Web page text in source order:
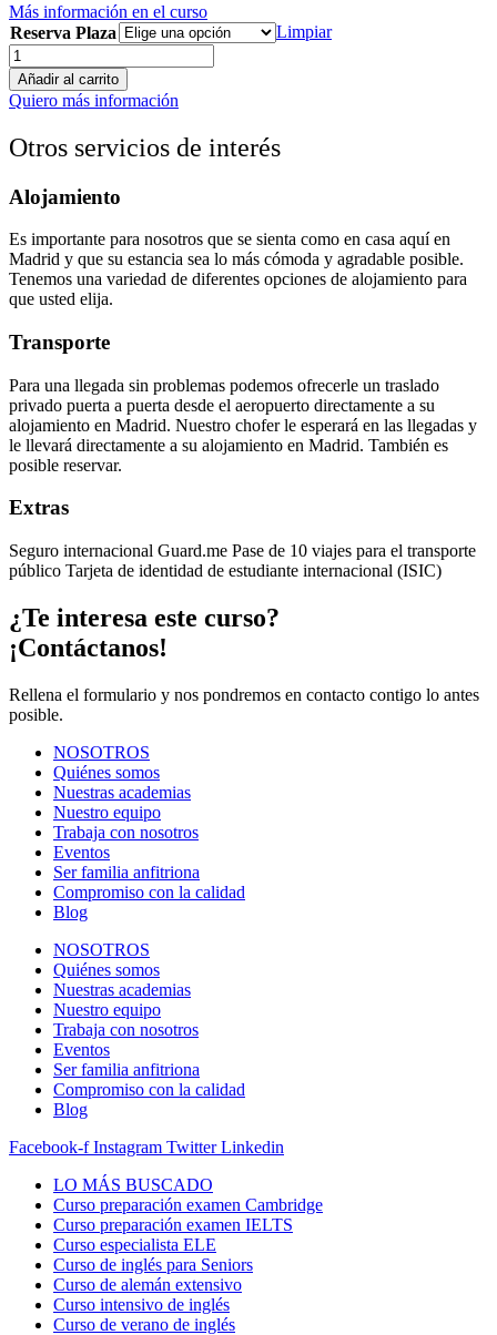
Más información en el curso
Reserva Plaza
Limpiar
Curso
de
Prácticas
en
Real
Añadir al carrito
Quiero más información
Otros servicios de interés
Alojamiento
Es importante para nosotros que se sienta como en casa aquí en
Madrid y que su estancia sea lo más cómoda y agradable posible.
Tenemos una variedad de diferentes opciones de alojamiento para
que usted elija.
Transporte
Para una llegada sin problemas podemos ofrecerle un traslado
privado puerta a puerta desde el aeropuerto directamente a su
alojamiento en Madrid. Nuestro chofer le esperará en las llegadas y
le llevará directamente a su alojamiento en Madrid. También es
posible reservar.
Extras
Seguro internacional Guard.me Pase de 10 viajes para el transporte
público Tarjeta de identidad de estudiante internacional (ISIC)
¿Te interesa este curso?
¡Contáctanos!
Rellena el formulario y nos pondremos en contacto contigo lo antes
posible.
NOSOTROS
Quiénes somos
Nuestras academias
Nuestro equipo
Trabaja con nosotros
Eventos
Ser familia anfitriona
Compromiso con la calidad
Blog
NOSOTROS
Quiénes somos
Nuestras academias
Nuestro equipo
Trabaja con nosotros
Eventos
Ser familia anfitriona
Compromiso con la calidad
Blog
Facebook-f Instagram Twitter Linkedin
LO MÁS BUSCADO
Curso preparación examen Cambridge
Curso preparación examen IELTS
Curso especialista ELE
Curso de inglés para Seniors
Curso de alemán extensivo
Curso intensivo de inglés
Curso de verano de inglés